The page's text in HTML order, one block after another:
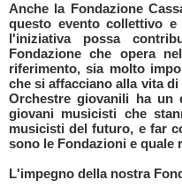
Anche la Fondazione
questo evento collettivo e
l'iniziativa possa
Fondazione che opera
riferimento, sia molto
che si affacciano alla vita
Orchestre giovanili ha un
giovani musicisti che
musicisti del futuro, e far
sono le Fondazioni e
L'impegno della nostra